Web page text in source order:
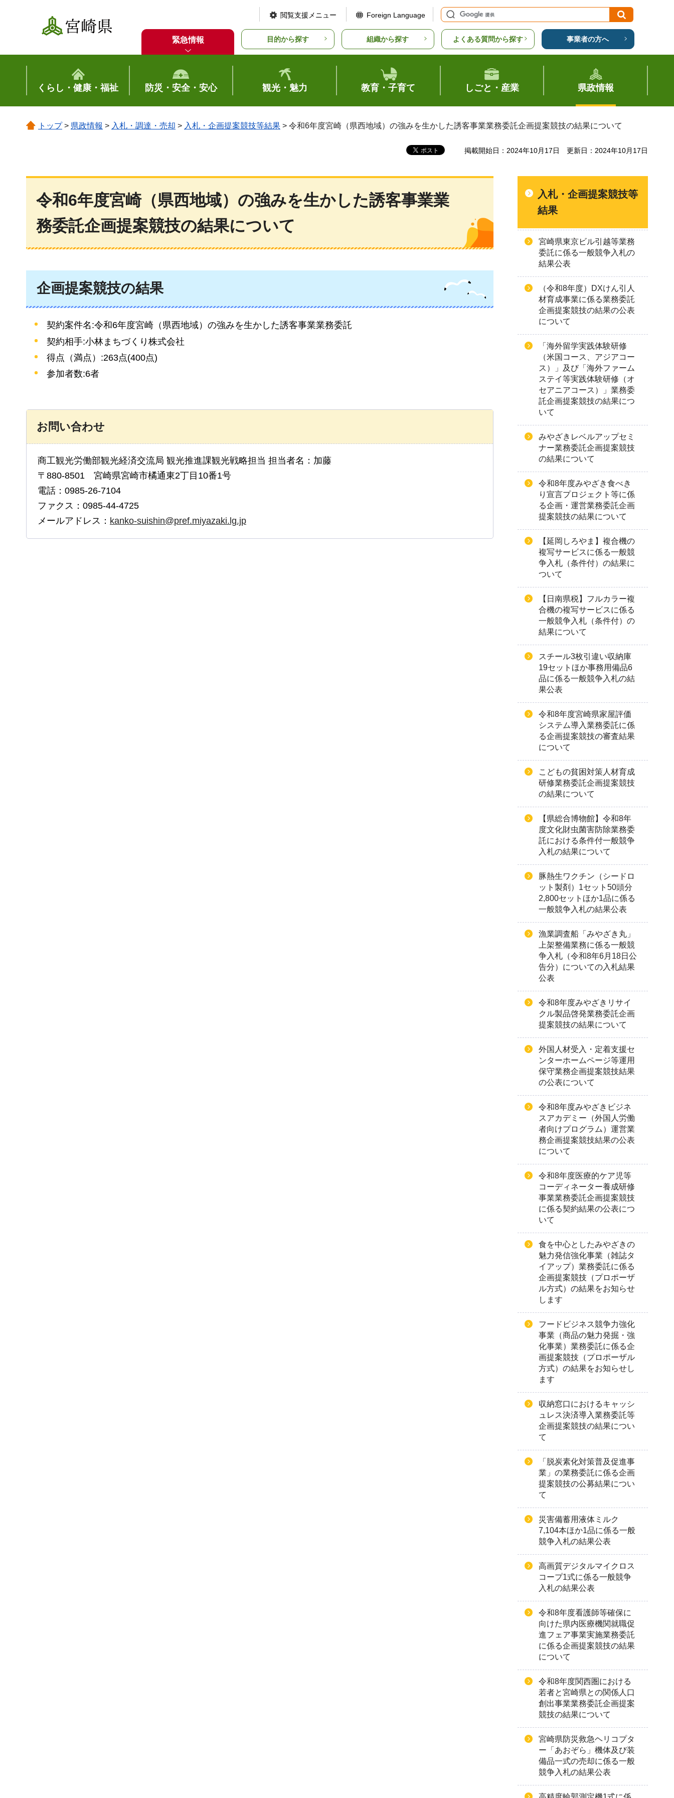
宮崎県
閲覧支援メニュー Foreign Language
緊急情報 目的から探す 組織から探す よくある質問から探す 事業者の方へ
くらし・健康・福祉 防災・安全・安心 観光・魅力 教育・子育て しごと・産業 県政情報
トップ> 県政情報 > 入札・調達・売却 > 入札・企画提案競技等結果 > 令和6年度宮崎（県西地域）の強みを生かした誘客事業業務委託企画提案競技の結果について
掲載開始日：2024年10月17日 更新日：2024年10月17日
令和6年度宮崎（県西地域）の強みを生かした誘客事業業
務委託企画提案競技の結果について
企画提案競技の結果
契約案件名:令和6年度宮崎（県西地域）の強みを生かした誘客事業業務委託
契約相手:小林まちづくり株式会社
得点（満点）:263点(400点)
参加者数:6者
お問い合わせ
商工観光労働部観光経済交流局 観光推進課観光戦略担当 担当者名：加藤
〒880-8501 宮崎県宮崎市橘通東2丁目10番1号
電話：0985-26-7104
ファクス：0985-44-4725
メールアドレス： kanko-suishin@pref.miyazaki.lg.jp
入札・企画提案競技等
結果
宮崎県東京ビル引越等業務
委託に係る一般競争入札の
結果公表
（令和8年度）DXけん引人
材育成事業に係る業務委託
企画提案競技の結果の公表
について
「海外留学実践体験研修
（米国コース、アジアコー
ス）」及び「海外ファーム
ステイ等実践体験研修（オ
セアニアコース）」業務委
託企画提案競技の結果につ
いて
みやざきレベルアップセミ
ナー業務委託企画提案競技
の結果について
令和8年度みやざき食べき
り宣言プロジェクト等に係
る企画・運営業務委託企画
提案競技の結果について
【延岡しろやま】複合機の
複写サービスに係る一般競
争入札（条件付）の結果に
ついて
【日南県税】フルカラー複
合機の複写サービスに係る
一般競争入札（条件付）の
結果について
スチール3枚引違い収納庫
19セットほか事務用備品6
品に係る一般競争入札の結
果公表
令和8年度宮崎県家屋評価
システム導入業務委託に係
る企画提案競技の審査結果
について
こどもの貧困対策人材育成
研修業務委託企画提案競技
の結果について
【県総合博物館】令和8年
度文化財虫菌害防除業務委
託における条件付一般競争
入札の結果について
豚熱生ワクチン（シードロ
ット製剤）1セット50頭分
2,800セットほか1品に係る
一般競争入札の結果公表
漁業調査船「みやざき丸」
上架整備業務に係る一般競
争入札（令和8年6月18日公
告分）についての入札結果
公表
令和8年度みやざきリサイ
クル製品啓発業務委託企画
提案競技の結果について
外国人材受入・定着支援セ
ンターホームページ等運用
保守業務企画提案競技結果
の公表について
令和8年度みやざきビジネ
スアカデミー（外国人労働
者向けプログラム）運営業
務企画提案競技結果の公表
について
令和8年度医療的ケア児等
コーディネーター養成研修
事業業務委託企画提案競技
に係る契約結果の公表につ
いて
食を中心としたみやざきの
魅力発信強化事業（雑誌タ
イアップ）業務委託に係る
企画提案競技（プロポーザ
ル方式）の結果をお知らせ
します
フードビジネス競争力強化
事業（商品の魅力発掘・強
化事業）業務委託に係る企
画提案競技（プロポーザル
方式）の結果をお知らせし
ます
収納窓口におけるキャッシ
ュレス決済導入業務委託等
企画提案競技の結果につい
て
「脱炭素化対策普及促進事
業」の業務委託に係る企画
提案競技の公募結果につい
て
災害備蓄用液体ミルク
7,104本ほか1品に係る一般
競争入札の結果公表
高画質デジタルマイクロス
コープ1式に係る一般競争
入札の結果公表
令和8年度看護師等確保に
向けた県内医療機関就職促
進フェア事業実施業務委託
に係る企画提案競技の結果
について
令和8年度関西圏における
若者と宮崎県との関係人口
創出事業業務委託企画提案
競技の結果について
宮崎県防災救急ヘリコプタ
ー「あおぞら」機体及び装
備品一式の売却に係る一般
競争入札の結果公表